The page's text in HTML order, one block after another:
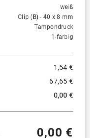
weiß
Clip (B) - 40 x 8 mm
Tampondruck
1-farbig
1,54 €
67,65 €
0,00 €
0,00 €